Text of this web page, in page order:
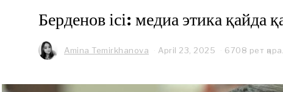
Берденов ісі: медиа этика қайда
Amina Temirkhanova April 23, 2025
i
6708 рет